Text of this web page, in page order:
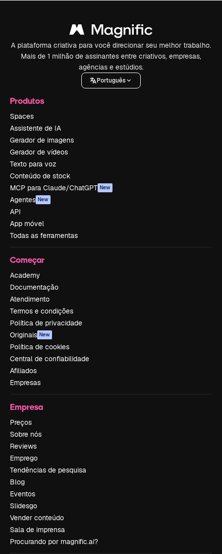
A plataforma criativa para você direcionar seu melhor trabalho.
Mais de 1 milhão de assinantes entre criativos, empresas,
agências e estúdios.
Português
Produtos
Spaces
Assistente de IA
Gerador de imagens
Gerador de vídeos
Texto para voz
Conteúdo de stock
MCP para Claude/ChatGPT New
Agentes New
API
App móvel
Todas as ferramentas
Começar
Academy
Documentação
Atendimento
Termos e condições
Política de privacidade
Originais New
Política de cookies
Central de confiabilidade
Afiliados
Empresas
Empresa
Preços
Sobre nós
Reviews
Emprego
Tendências de pesquisa
Blog
Eventos
Slidesgo
Vender conteúdo
Sala de imprensa
Procurando por magnific.ai?